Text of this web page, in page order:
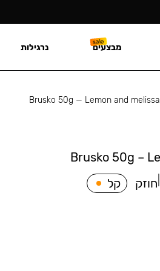
Brusko 50g — Lemon and melissa
Brusko 50g –
חוזק קל
מבצעים נרגילות